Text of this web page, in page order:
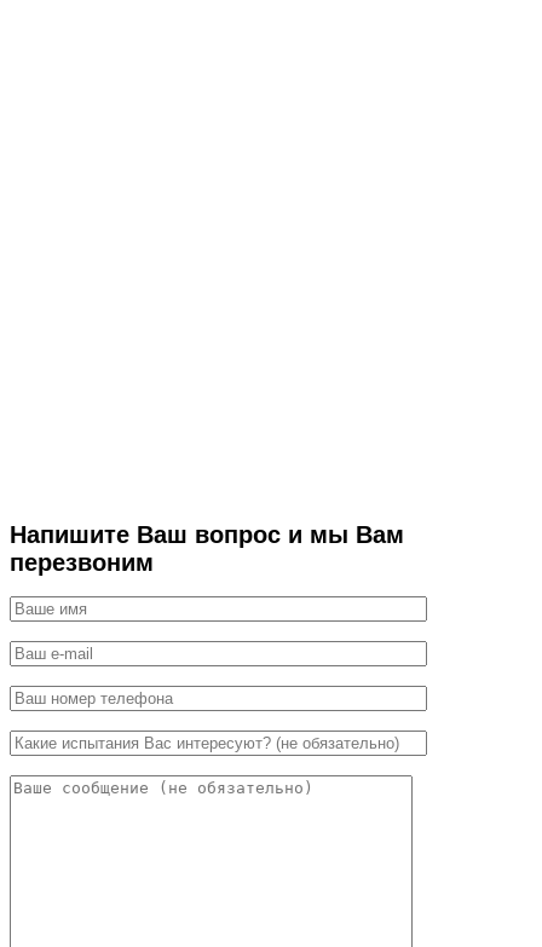
Напишите Ваш вопрос и мы Вам
перезвоним